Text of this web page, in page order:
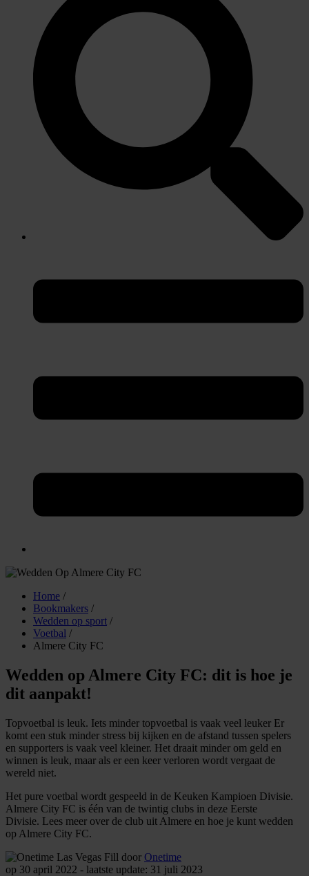
Home /
Bookmakers /
Wedden op sport /
Voetbal /
Almere City FC
Wedden op Almere City FC: dit is hoe je
dit aanpakt!
Topvoetbal is leuk. Iets minder topvoetbal is vaak veel leuker Er
komt een stuk minder stress bij kijken en de afstand tussen spelers
en supporters is vaak veel kleiner. Het draait minder om geld en
winnen is leuk, maar als er een keer verloren wordt vergaat de
wereld niet.
Het pure voetbal wordt gespeeld in de Keuken Kampioen Divisie.
Almere City FC is één van de twintig clubs in deze Eerste
Divisie. Lees meer over de club uit Almere en hoe je kunt wedden
op Almere City FC.
door Onetime
op 30 april 2022 - laatste update: 31 juli 2023